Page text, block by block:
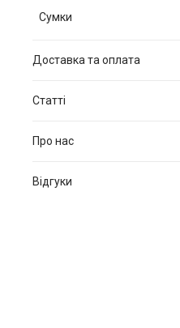
Сумки
Доставка та оплата
Статті
Про нас
Відгуки